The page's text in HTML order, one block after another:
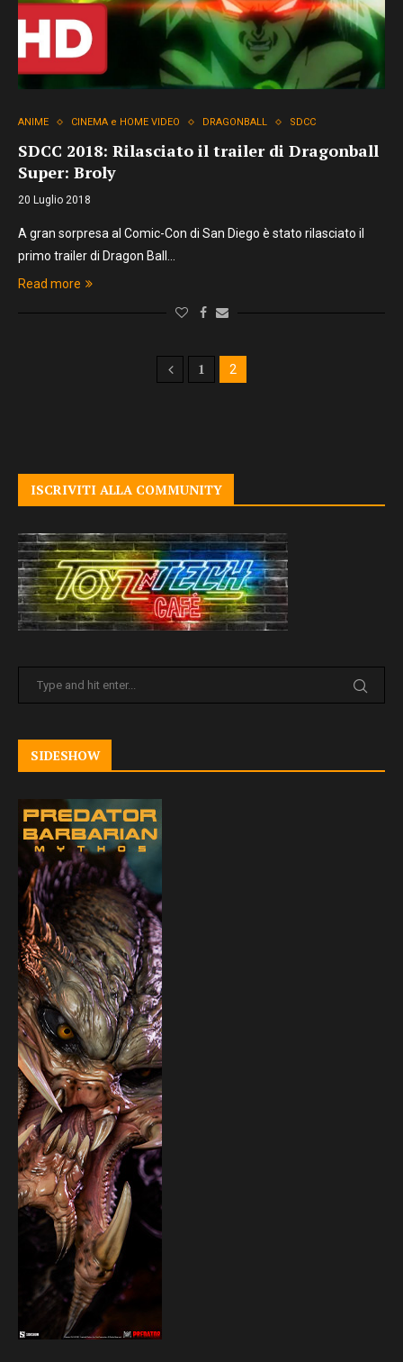
ANIME CINEMA e HOME VIDEO DRAGONBALL SDCC
SDCC 2018: Rilasciato il trailer di Dragonball
Super: Broly
20 Luglio 2018
A gran sorpresa al Comic-Con di San Diego è stato rilasciato il
primo trailer di Dragon Ball…
Read more
1 2
ISCRIVITI ALLA COMMUNITY
SIDESHOW